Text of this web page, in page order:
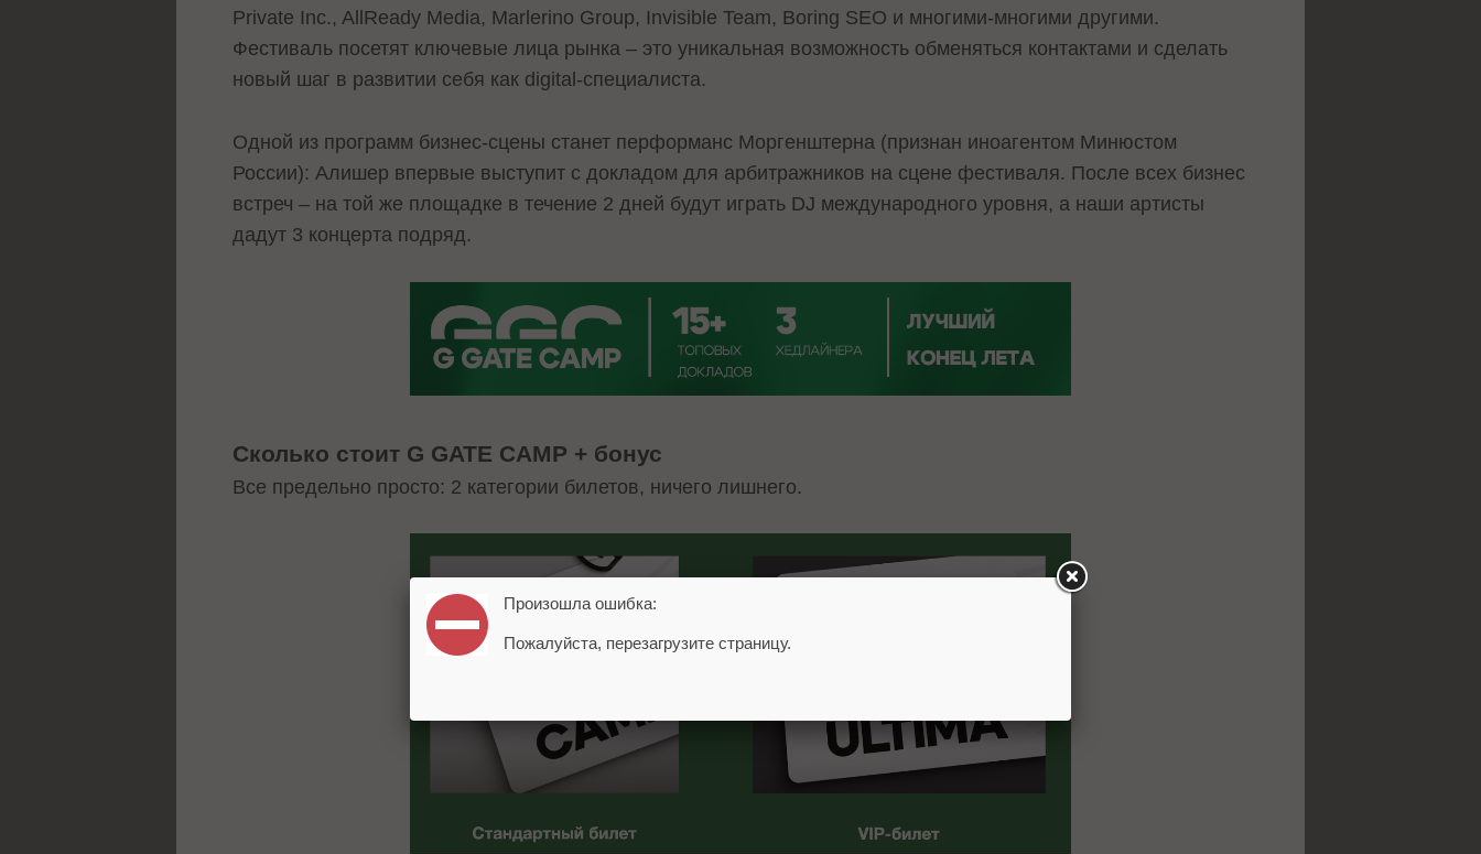
Private Inc., AllReady Media, Marlerino Group, Invisible Team, Boring SEO и многими-многими другими.
Фестиваль посетят ключевые лица рынка – это уникальная возможность обменяться контактами и сделать
новый шаг в развитии себя как digital-специалиста.
Одной из программ бизнес-сцены станет перформанс Моргенштерна (признан иноагентом Минюстом
России): Алишер впервые выступит с докладом для арбитражников на сцене фестиваля. После всех бизнес
встреч – на той же площадке в течение 2 дней будут играть DJ международного уровня, а наши артисты
дадут 3 концерта подряд.
Сколько стоит G GATE CAMP + бонус
Все предельно просто: 2 категории билетов, ничего лишнего.
Произошла ошибка:
Пожалуйста, перезагрузите страницу.